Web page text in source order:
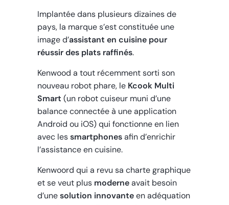
Implantée dans plusieurs dizaines de
pays, la marque s’est constituée une
image d’assistant en cuisine pour
réussir des plats raffinés.
Kenwood a tout récemment sorti son
nouveau robot phare, le Kcook Multi
Smart (un robot cuiseur muni d’une
balance connectée à une application
Android ou iOS) qui fonctionne en lien
avec lessmartphonesafin d’enrichir
l’assistance en cuisine.
Kenwoord qui a revu sa charte graphique
et se veut plus moderneavait besoin
d’unesolution innovanteen adéquation